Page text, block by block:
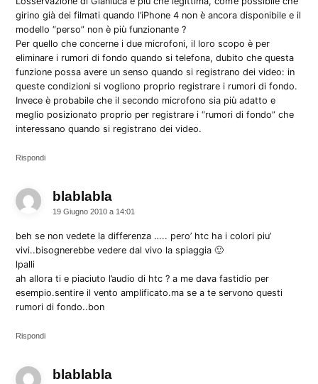
girino già dei filmati quando l’iPhone 4 non è ancora disponibile e il
modello “perso” non è più funzionante ?
Per quello che concerne i due microfoni, il loro scopo è per
eliminare i rumori di fondo quando si telefona, dubito che questa
funzione possa avere un senso quando si registrano dei video: in
queste condizioni si vogliono proprio registrare i rumori di fondo.
Invece è probabile che il secondo microfono sia più adatto e
meglio posizionato proprio per registrare i “rumori di fondo” che
interessano quando si registrano dei video.
Rispondi
blablabla
19 Giugno 2010 a 14:01
beh se non vedete la differenza ….. pero’ htc ha i colori piu’
vivi..bisognerebbe vedere dal vivo la spiaggia 🙂
lpalli
ah allora ti e piaciuto l’audio di htc ? a me dava fastidio per
esempio.sentire il vento amplificato.ma se a te servono questi
rumori di fondo..bon
Rispondi
blablabla